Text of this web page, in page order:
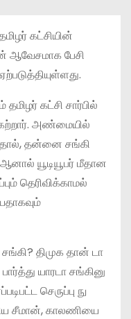
கட்சியின்
பேசி
கட்சி சார்பில்
அண்மையில்
தன்னை சங்கி
யூடியூபர் மீதான
தெரிவிக்காமல்
திமுக தான் டா
யாரடா சங்கினு
செருப்பு நு
சீமான், காலணியை